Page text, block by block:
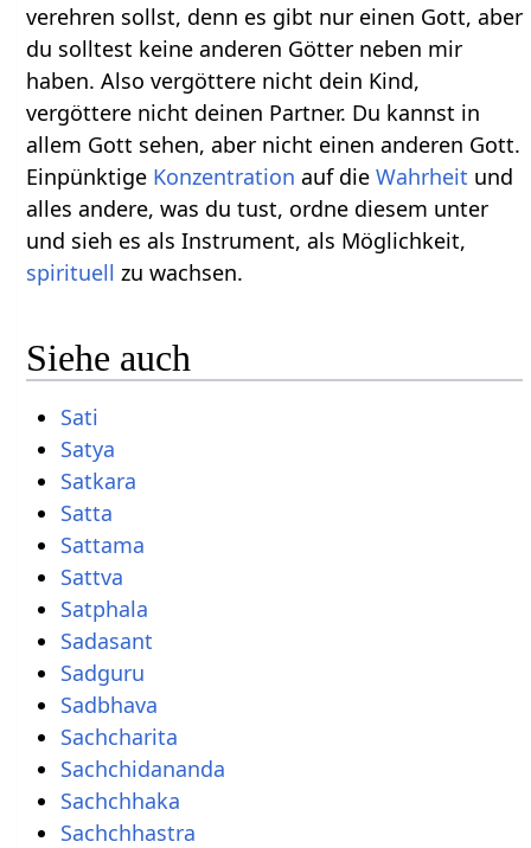
verehren sollst, denn es gibt nur einen Gott, aber
du solltest keine anderen Götter neben mir
haben. Also vergöttere nicht dein Kind,
vergöttere nicht deinen Partner. Du kannst in
allem Gott sehen, aber nicht einen anderen Gott.
Einpünktige Konzentration auf dieWahrheit und
alles andere, was du tust, ordne diesem unter
und sieh es als Instrument, als Möglichkeit,
spirituell zu wachsen.
Siehe auch
Sati
Satya
Satkara
Satta
Sattama
Sattva
Satphala
Sadasant
Sadguru
Sadbhava
Sachcharita
Sachchidananda
Sachchhaka
Sachchhastra